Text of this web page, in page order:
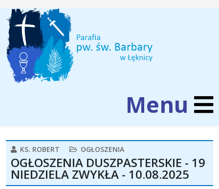
KS. ROBERT OGŁOSZENIA
OGŁOSZENIA DUSZPASTERSKIE - 19
NIEDZIELA ZWYKŁA - 10.08.2025